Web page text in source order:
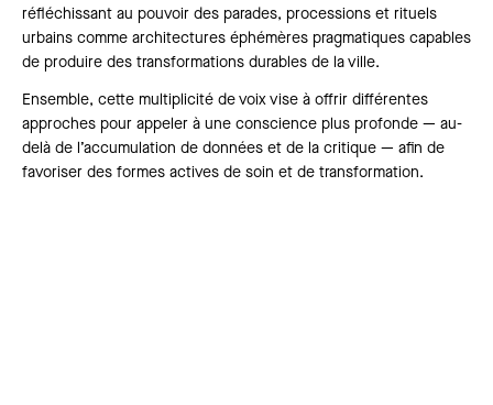
réfléchissant au pouvoir des parades, processions et rituels
urbains comme architectures éphémères pragmatiques capables
de produire des transformations durables de la ville.
Ensemble, cette multiplicité de voix vise à offrir différentes
approches pour appeler à une conscience plus profonde — au-
delà de l’accumulation de données et de la critique — afin de
favoriser des formes actives de soin et de transformation.